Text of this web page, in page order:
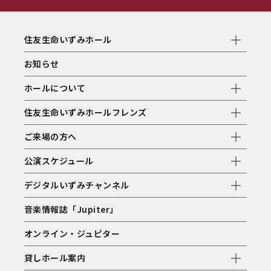
住友生命いずみホール
お知らせ
ホールについて
住友生命いずみホールフレンズ
ご来場の方へ
公演スケジュール
デジタルいずみチャンネル
音楽情報誌「Jupiter」
オンライン・ジュピター
貸しホール案内